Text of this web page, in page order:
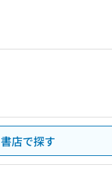
書店で探す